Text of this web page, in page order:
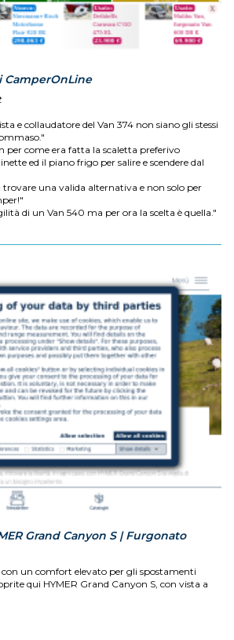
CamperOnLine
e collaudatore del Van 374 non siano gli stessi
per come era fatta la scaletta preferivo
ed il piano frigo per salire e scendere dal
trovare una valida alternativa e non solo per
di un Van 540 ma per ora la scelta è quella."
Grand Canyon S | Furgonato
un comfort elevato per gli spostamenti
qui HYMER Grand Canyon S, con vista a